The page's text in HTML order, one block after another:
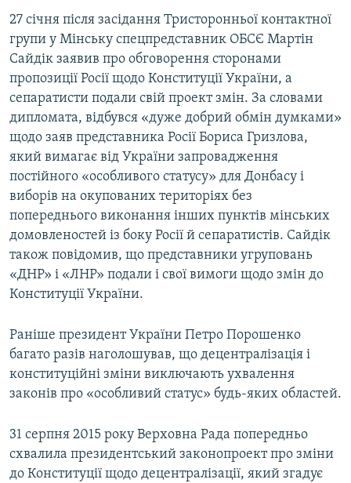
27 січня після засідання Тристоронньої контактної
групи у Мінську спецпредставник ОБСЄ Мартін
Сайдік заявив про обговорення сторонами
пропозиції Росії щодо Конституції України, а
сепаратисти подали свій проект змін. За словами
дипломата, відбувся «дуже добрий обмін думками»
щодо заяв представника Росії Бориса Гризлова,
який вимагає від України запровадження
постійного «особливого статусу» для Донбасу і
виборів на окупованих територіях без
попереднього виконання інших пунктів мінських
домовленостей із боку Росії й сепаратистів. Сайдік
також повідомив, що представники угруповань
«ДНР» і «ЛНР» подали і свої вимоги щодо змін до
Конституції України.
Раніше президент України Петро Порошенко
багато разів наголошував, що децентралізація і
конституційні зміни виключають ухвалення
законів про «особливий статус» будь-яких областей.
31 серпня 2015 року Верховна Рада попередньо
схвалила президентський законопроект про зміни
до Конституції щодо децентралізації, який згадує